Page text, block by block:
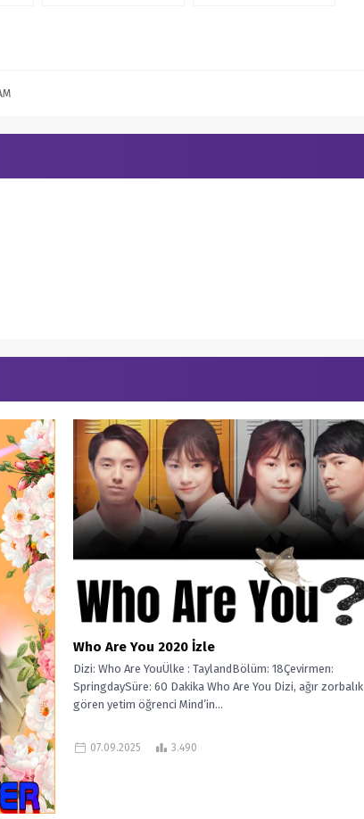
Who Are You 2020 İzle
Dizi: Who Are YouÜlke : TaylandBölüm: 18Çevirmen:
SpringdaySüre: 60 Dakika Who Are You Dizi, ağır zorbalık
gören yetim öğrenci Mind’in...
07.09.2025 3.490